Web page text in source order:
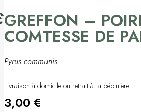
Prunier
Porte-greffes & greffons
Matériel de plantation
Carte cadeau
GREFFON –
COMTESSE DE
Pyrus communis
Livraison à domicile ou retrait à la pépinière
3,00 €